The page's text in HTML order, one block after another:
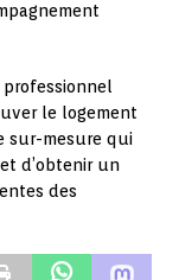
le logement
sur-mesure qui
d’obtenir un
des